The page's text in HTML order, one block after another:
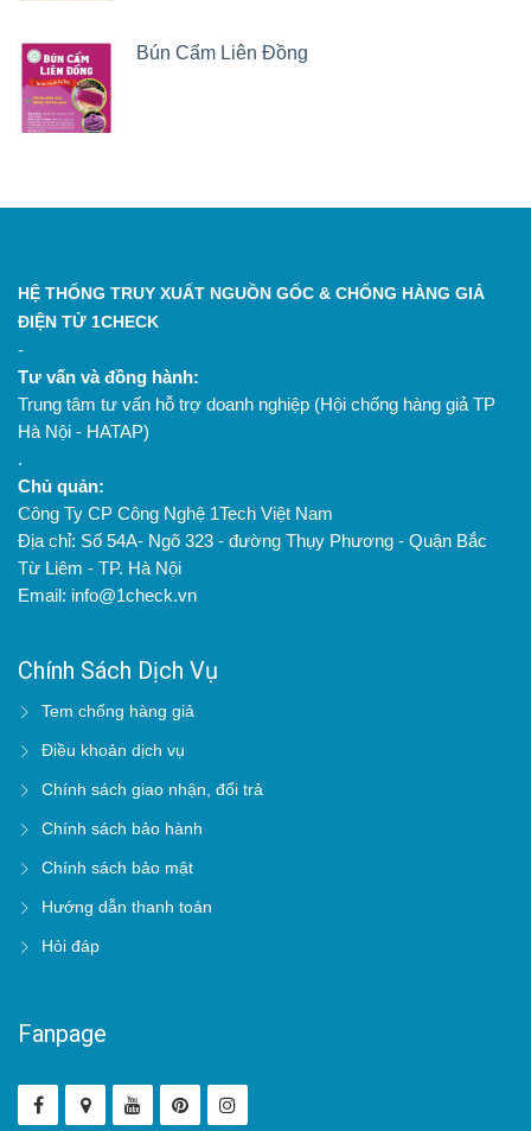
Bún Cẩm Liên Đồng
HỆ THỐNG TRUY XUẤT NGUỒN GỐC & CHỐNG HÀNG GIẢ
ĐIỆN TỬ 1CHECK
-
Tư vấn và đồng hành:
Trung tâm tư vấn hỗ trợ doanh nghiệp (Hội chống hàng giả TP
Hà Nội - HATAP)
.
Chủ quản:
Công Ty CP Công Nghệ 1Tech Việt Nam
Địa chỉ: Số 54A- Ngõ 323 - đường Thụy Phương - Quận Bắc
Từ Liêm - TP. Hà Nội
Email: info@1check.vn
Chính Sách Dịch Vụ
Tem chống hàng giả
Điều khoản dịch vụ
Chính sách giao nhận, đổi trả
Chính sách bảo hành
Chính sách bảo mật
Hướng dẫn thanh toán
Hỏi đáp
Fanpage